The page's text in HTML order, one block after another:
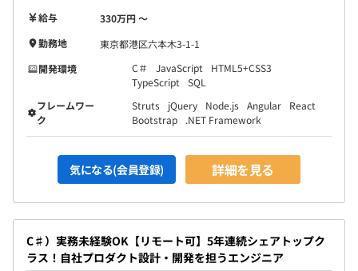
キャリアパスも「フルスタックエンジニア」「プロジェク
トマネージャー」の他にも、技術と業務知識を生かした
「コンサルタント」を目指すことができます！
全社100名(エンジニア、コンサルタント、営業、事務)
そのうちエンジニアは23名で構成しています。
給与
330万円 〜
勤務地
東京都港区六本木3-1-1
開発環境
C＃ JavaScript
HTML5+CSS3
TypeScript
SQL
フレームワー
ク
Struts jQuery Node.js Angular
React
Bootstrap
.NET Framework
気になる(会員登録) 詳細を見る
C♯）実務未経験OK【リモート可】5年連続シェアトップク
ラス！自社プロダクト設計・開発を担うエンジニア